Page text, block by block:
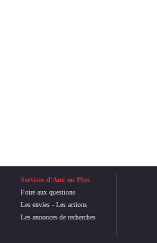
Services d'Ami ou Plus
Foire aux questions
Les envies - Les actions
Les annonces de recherches